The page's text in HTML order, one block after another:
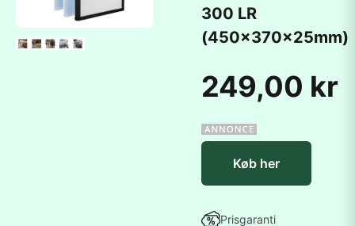
300 LR
(450x370x25mm)
249,00 kr
Køb her
Prisgaranti